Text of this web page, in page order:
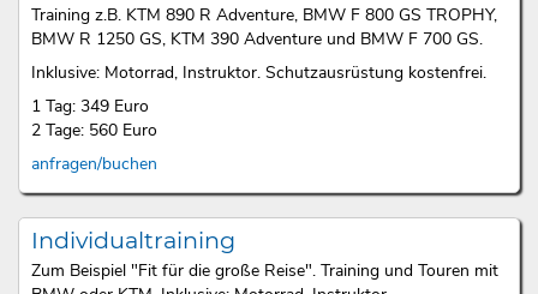
Training z.B. KTM 890 R Adventure, BMW F 800 GS TROPHY,
BMW R 1250 GS, KTM 390 Adventure und BMW F 700 GS.
Inklusive: Motorrad, Instruktor. Schutzausrüstung kostenfrei.
1 Tag: 349 Euro
2 Tage: 560 Euro
anfragen/buchen
Individualtraining
Zum Beispiel "Fit für die große Reise". Training und Touren mit